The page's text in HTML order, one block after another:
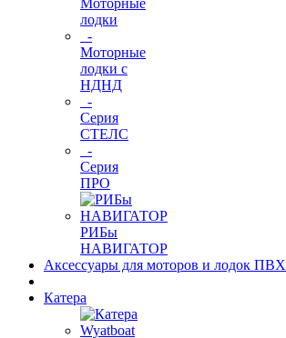
Моторные
лодки
-
Моторные
лодки с
НДНД
-
Серия
СТЕЛС
-
Серия
ПРО
РИБы
НАВИГАТОР
Аксессуары для моторов и лодок ПВХ
Катера